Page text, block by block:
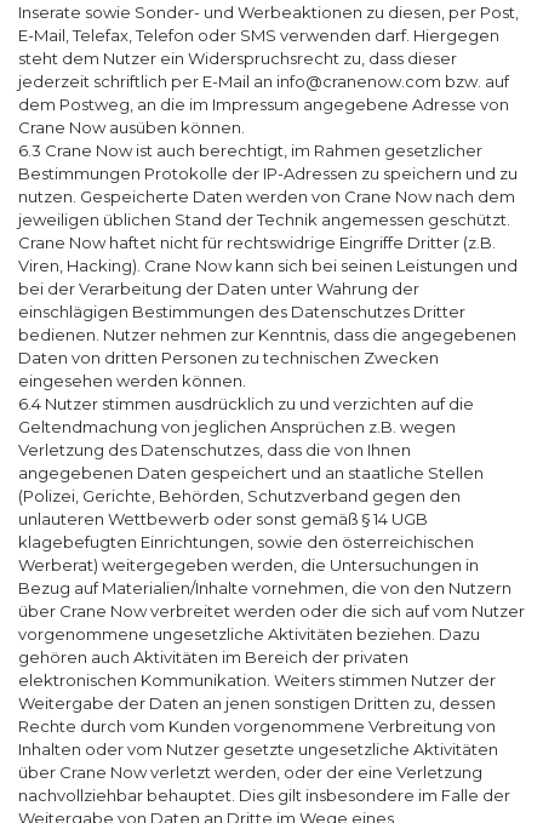
Inserate sowie Sonder- und Werbeaktionen zu diesen, per Post,
E-Mail, Telefax, Telefon oder SMS verwenden darf. Hiergegen
steht dem Nutzer ein Widerspruchsrecht zu, dass dieser
jederzeit schriftlich per E-Mail an info@cranenow.com bzw. auf
dem Postweg, an die im Impressum angegebene Adresse von
Crane Now ausüben können.
6.3 Crane Now ist auch berechtigt, im Rahmen gesetzlicher
Bestimmungen Protokolle der IP-Adressen zu speichern und zu
nutzen. Gespeicherte Daten werden von Crane Now nach dem
jeweiligen üblichen Stand der Technik angemessen geschützt.
Crane Now haftet nicht für rechtswidrige Eingriffe Dritter (z.B.
Viren, Hacking). Crane Now kann sich bei seinen Leistungen und
bei der Verarbeitung der Daten unter Wahrung der
einschlägigen Bestimmungen des Datenschutzes Dritter
bedienen. Nutzer nehmen zur Kenntnis, dass die angegebenen
Daten von dritten Personen zu technischen Zwecken
eingesehen werden können.
6.4 Nutzer stimmen ausdrücklich zu und verzichten auf die
Geltendmachung von jeglichen Ansprüchen z.B. wegen
Verletzung des Datenschutzes, dass die von Ihnen
angegebenen Daten gespeichert und an staatliche Stellen
(Polizei, Gerichte, Behörden, Schutzverband gegen den
unlauteren Wettbewerb oder sonst gemäß § 14 UGB
klagebefugten Einrichtungen, sowie den österreichischen
Werberat) weitergegeben werden, die Untersuchungen in
Bezug auf Materialien/Inhalte vornehmen, die von den Nutzern
über Crane Now verbreitet werden oder die sich auf vom Nutzer
vorgenommene ungesetzliche Aktivitäten beziehen. Dazu
gehören auch Aktivitäten im Bereich der privaten
elektronischen Kommunikation. Weiters stimmen Nutzer der
Weitergabe der Daten an jenen sonstigen Dritten zu, dessen
Rechte durch vom Kunden vorgenommene Verbreitung von
Inhalten oder vom Nutzer gesetzte ungesetzliche Aktivitäten
über Crane Now verletzt werden, oder der eine Verletzung
nachvollziehbar behauptet. Dies gilt insbesondere im Falle der
Weitergabe von Daten an Dritte im Wege eines